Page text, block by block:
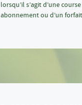
lorsqu’il s’agit d’une
abonnement ou d’un